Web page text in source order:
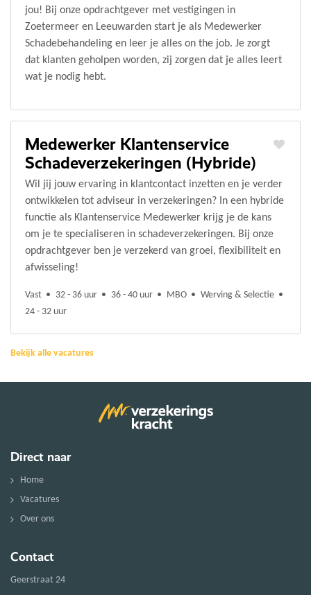
jou! Bij onze opdrachtgever met vestigingen in
Zoetermeer en Leeuwarden start je als Medewerker
Schadebehandeling en leer je alles on the job. Je zorgt
dat klanten geholpen worden, zij zorgen dat je alles leert
wat je nodig hebt.
Medewerker Klantenservice
Schadeverzekeringen (Hybride)
Wil jij jouw ervaring in klantcontact inzetten en je verder
ontwikkelen tot adviseur in verzekeringen? In een hybride
functie als Klantenservice Medewerker krijg je de kans
om je te specialiseren in schadeverzekeringen. Bij onze
opdrachtgever ben je verzekerd van groei, flexibiliteit en
afwisseling!
Vast 32 - 36 uur 36 - 40 uur MBO
Werving & Selectie
24 - 32 uur
Bekijk alle vacatures
Direct naar
Home
Vacatures
Over ons
Contact
Geerstraat 24